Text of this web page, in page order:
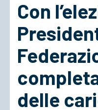
Cosa Facciamo
Con
delle